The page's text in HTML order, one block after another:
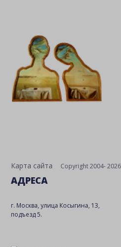
Карта сайта Copyright 2004-
АДРЕСА
г. Москва, улица Косыгина, 13,
подъезд 5.